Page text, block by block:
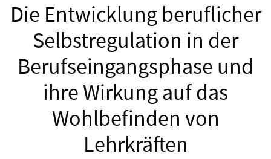
Die Entwicklung beruflicher
Selbstregulation in der
Berufseingangsphase und
ihre Wirkung auf das
Wohlbefinden von
Lehrkräften